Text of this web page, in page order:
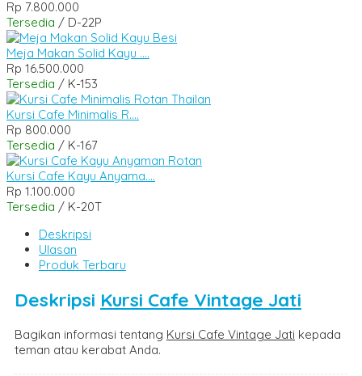
Rp 7.800.000
Tersedia / D-22P
Meja Makan Solid Kayu ....
Rp 16.500.000
Tersedia / K-153
Kursi Cafe Minimalis R....
Rp 800.000
Tersedia / K-167
Kursi Cafe Kayu Anyama....
Rp 1.100.000
Tersedia / K-20T
Deskripsi
Ulasan
Produk Terbaru
Deskripsi Kursi Cafe Vintage Jati
Bagikan informasi tentang Kursi Cafe Vintage Jati kepada
teman atau kerabat Anda.